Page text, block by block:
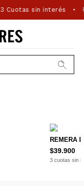
3 Cuotas sin interés •
REMERA
$39.900
3 cuotas sin